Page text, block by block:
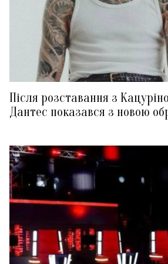
Після розставання з
Дантес показався з новою